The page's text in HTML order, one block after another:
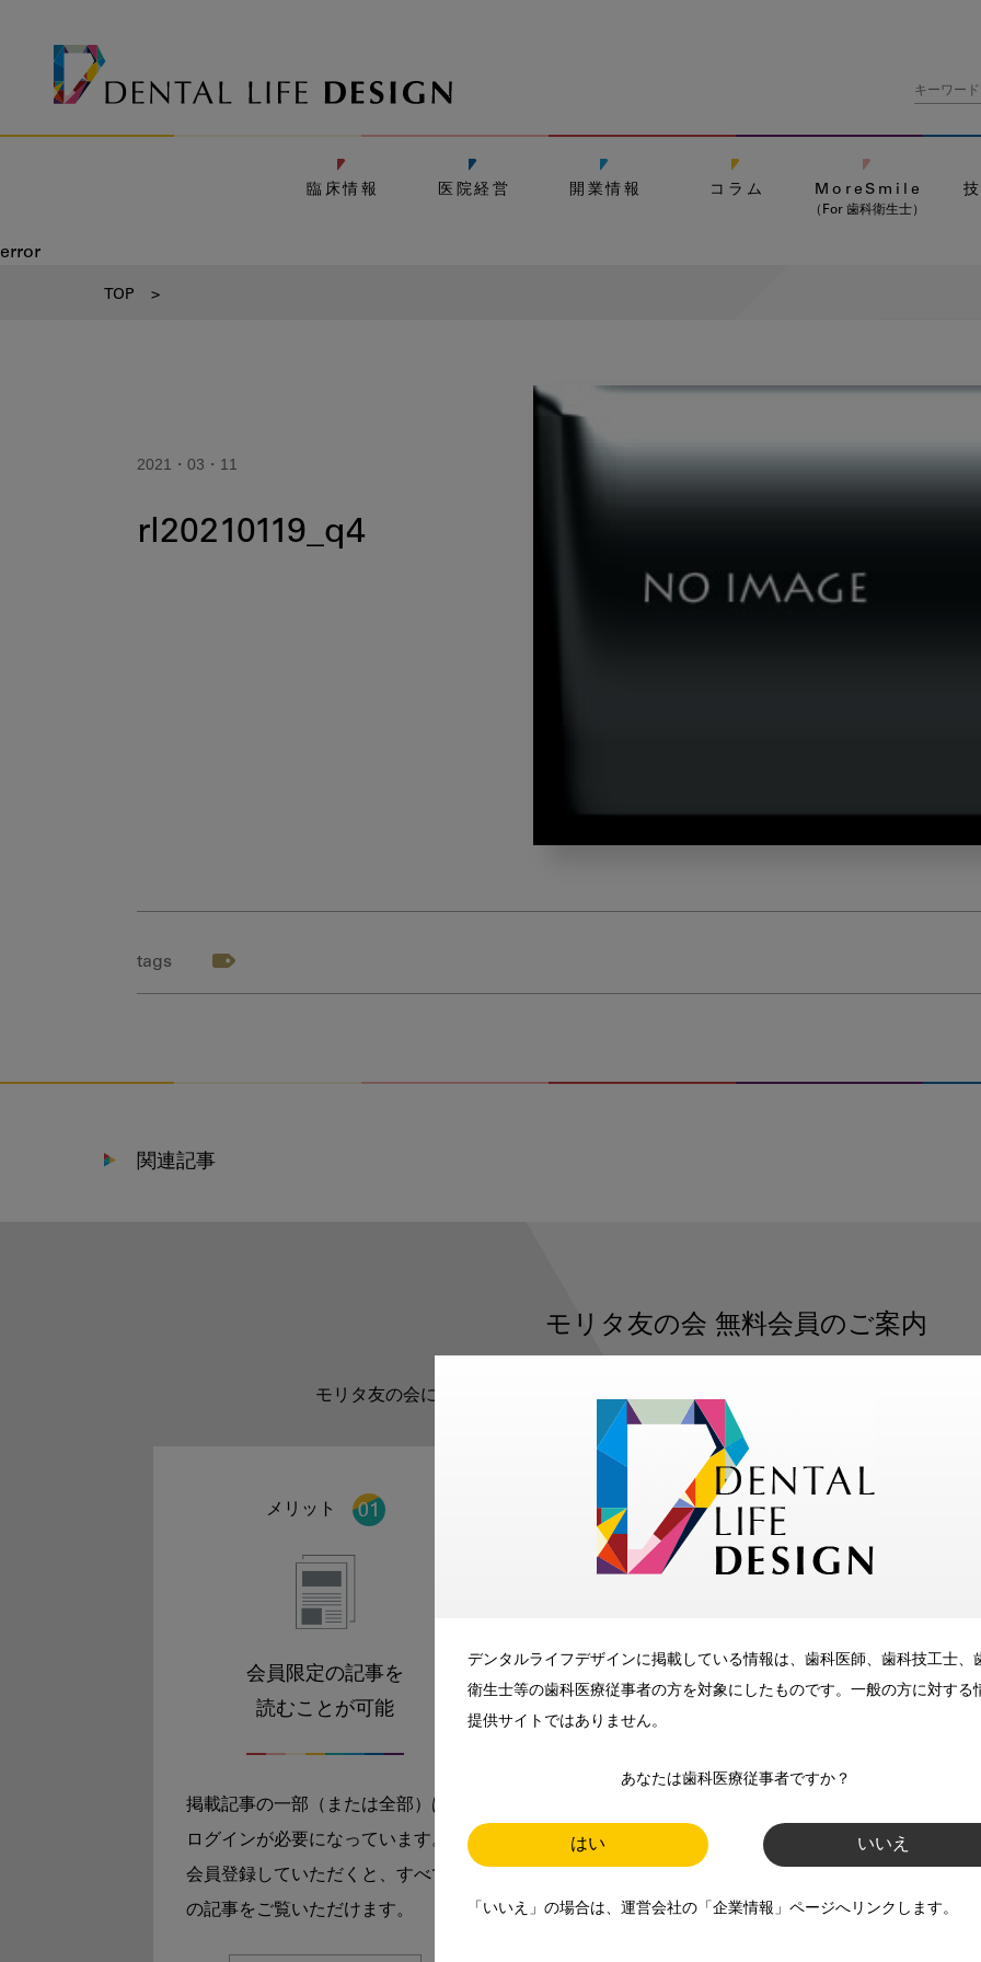
デンタルライフデザインに掲載している情報は、歯科医師、歯科技工士、
衛生士等の歯科医療従事者の方を対象にしたものです。一般の方に対する
提供サイトではありません。
あなたは歯科医療従事者ですか？
はい いいえ
「いいえ」の場合は、運営会社の「企業情報」ページへリンクします。
臨床情報 医院経営 開業情報 コラム MoreSmile
（For 歯科衛生士）
error
TOP >
2021・03・11
rl20210119_q4
tags
関連記事
モリタ友の会 無料会員のご案内
モリタ友の会に登録いただくと、デンタルライフデザインをもっと便利にご利用い
メリット
会員限定の記事を
読むことが可能
掲載記事の一部（または全部）は
ログインが必要になっています。
会員登録していただくと、すべて
の記事をご覧いただけます。
メリット
メールマガジンでお届け
師、歯科衛生士、歯科技工士）に
お届けします。